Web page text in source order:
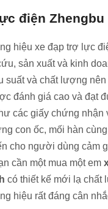
điện Zhengbu
hiệu xe đạp trợ lực
sản xuất và kinh
suất và chất lượng
đánh giá cao và đạt
các giấy chứng nhận
con ốc, mối hàn
cho người dùng cảm
cần một mua một em
có thiết kế mới lạ chất
hiệu rất đáng cân